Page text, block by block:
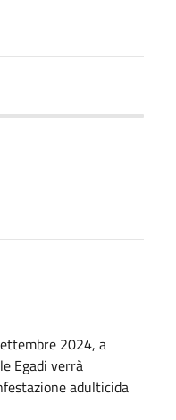
2024, a
Egadi verrà
adulticida